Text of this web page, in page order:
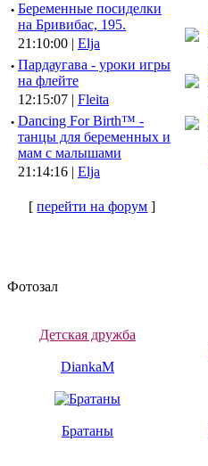
· Беременные посиделки
на Бривибас, 195.
21:10:00 | Elja
· Пардаугава - уроки игры
на флейте
12:15:07 | Fleita
· Dancing For Birth™ -
танцы для беременных и
мам с малышами
21:14:16 | Elja
[перейти на форум ]
Фотозал
Детская дружба
DiankaM
Братаны